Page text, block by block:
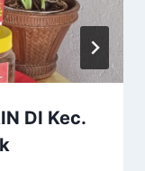
DI Kec.